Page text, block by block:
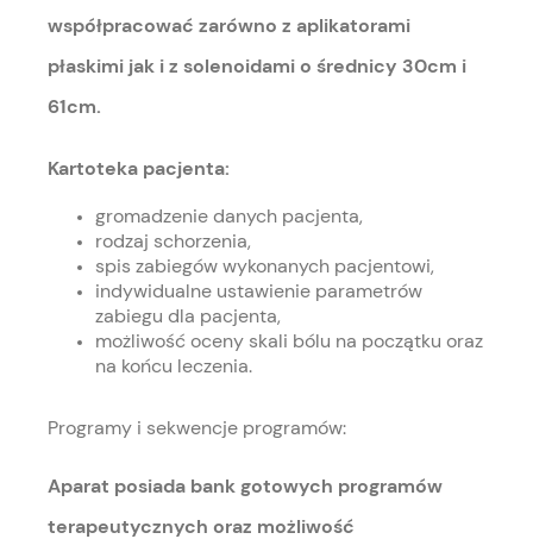
współpracować zarówno z aplikatorami
płaskimi jak i z solenoidami o średnicy 30cm i
61cm.
Kartoteka pacjenta:
gromadzenie danych pacjenta,
rodzaj schorzenia,
spis zabiegów wykonanych pacjentowi,
indywidualne ustawienie parametrów
zabiegu dla pacjenta,
możliwość oceny skali bólu na początku oraz
na końcu leczenia.
Programy i sekwencje programów:
Aparat posiada bank gotowych programów
terapeutycznych oraz możliwość